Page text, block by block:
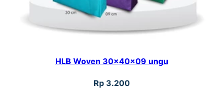
HLB Woven 30x40x09 ungu
Rp3.200